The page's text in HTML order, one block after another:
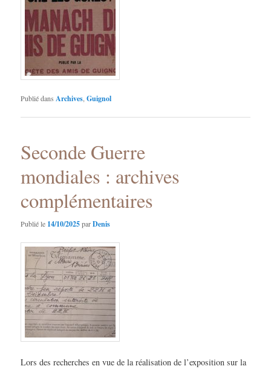
Publié dans Archives,Guignol
Seconde Guerre
mondiales : archives
complémentaires
Publié le 14/10/2025parDenis
Lors des recherches en vue de la réalisation de l’exposition sur la